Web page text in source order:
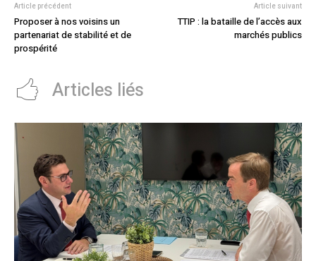
Article précédent
Proposer à nos voisins un
partenariat de stabilité et de
prospérité
Article suivant
TTIP : la bataille de l’accès aux
marchés publics
Articles liés